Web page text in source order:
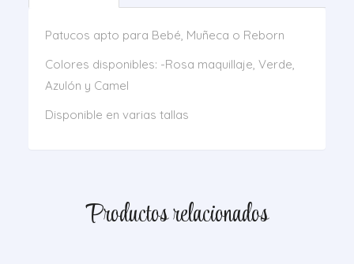
Patucos apto para Bebé, Muñeca o Reborn
Colores disponibles: -Rosa maquillaje, Verde,
Azulón y Camel
Disponible en varias tallas
Productos relacionados